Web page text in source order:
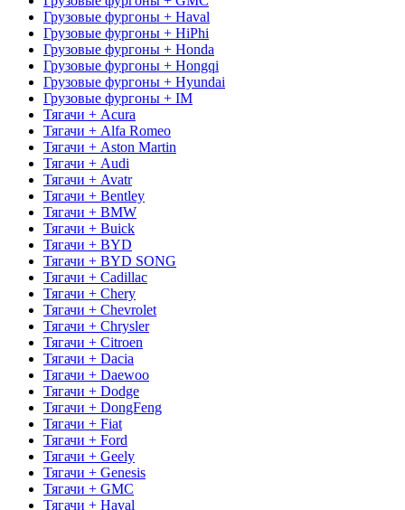
Грузовые фургоны + Haval
Грузовые фургоны + HiPhi
Грузовые фургоны + Honda
Грузовые фургоны + Hongqi
Грузовые фургоны + Hyundai
Грузовые фургоны + IM
Тягачи + Acura
Тягачи + Alfa Romeo
Тягачи + Aston Martin
Тягачи + Audi
Тягачи + Avatr
Тягачи + Bentley
Тягачи + BMW
Тягачи + Buick
Тягачи + BYD
Тягачи + BYD SONG
Тягачи + Cadillac
Тягачи + Chery
Тягачи + Chevrolet
Тягачи + Chrysler
Тягачи + Citroen
Тягачи + Dacia
Тягачи + Daewoo
Тягачи + Dodge
Тягачи + DongFeng
Тягачи + Fiat
Тягачи + Ford
Тягачи + Geely
Тягачи + Genesis
Тягачи + GMC
Тягачи + Haval